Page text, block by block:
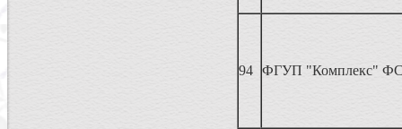
94 ФГУП "Комплекс"